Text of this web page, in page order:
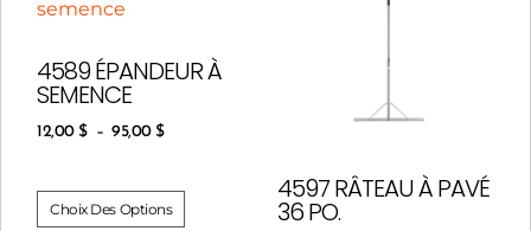
4589 ÉPANDEUR À
SEMENCE
12,00$ – 95,00$
Choix Des Options
4597 RÂTEAU À PAVÉ
36 PO.